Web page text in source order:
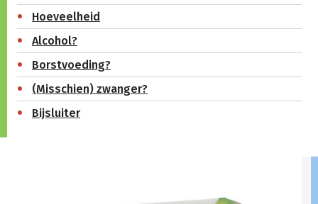
Hoeveelheid
Alcohol?
Borstvoeding?
(Misschien) zwanger?
Bijsluiter